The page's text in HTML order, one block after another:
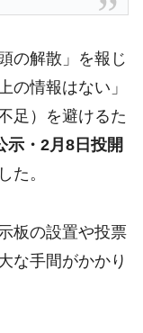
の解散」を報じ
の情報はない」
足）を避けるた
示・2月8日投開
た。
板の設置や投票
な手間がかかり